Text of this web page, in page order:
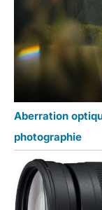
Aberration
photographie